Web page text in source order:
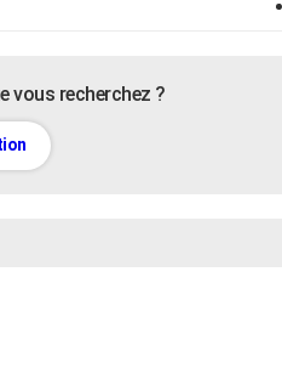
vous recherchez ?